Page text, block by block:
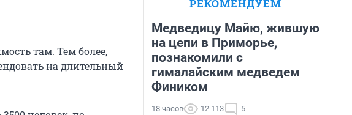
там. Тем более,
на длительный
РЕКОМЕНДУЕМ
Медведицу Майю, жившую
на цепи в Приморье,
познакомили с
гималайским медведем
Фиником
18 часов 12 113 5